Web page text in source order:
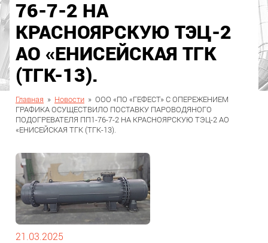
76-7-2 НА
КРАСНОЯРСКУЮ ТЭЦ-2
АО «ЕНИСЕЙСКАЯ ТГК
(ТГК-13).
Главная » Новости » ООО «ПО «ГЕФЕСТ» С ОПЕРЕЖЕНИЕМ
ГРАФИКА ОСУЩЕСТВИЛО ПОСТАВКУ ПАРОВОДЯНОГО
ПОДОГРЕВАТЕЛЯ ПП1-76-7-2 НА КРАСНОЯРСКУЮ ТЭЦ-2 АО
«ЕНИСЕЙСКАЯ ТГК (ТГК-13).
21.03.2025